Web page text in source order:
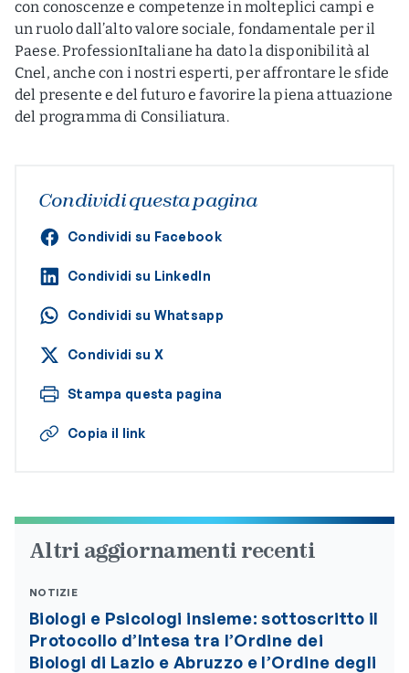
con conoscenze e competenze in molteplici campi e
un ruolo dall’alto valore sociale, fondamentale per il
Paese. ProfessionItaliane ha dato la disponibilità al
Cnel, anche con i nostri esperti, per affrontare le sfide
del presente e del futuro e favorire la piena attuazione
del programma di Consiliatura.
Condividi questa pagina
Condividi su Facebook
Condividi su LinkedIn
Condividi su Whatsapp
Condividi su X
Stampa questa pagina
Copia il link
Altri aggiornamenti recenti
NOTIZIE
Biologi e Psicologi insieme: sottoscritto il
Protocollo d’Intesa tra l’Ordine dei
Biologi di Lazio e Abruzzo e l’Ordine degli